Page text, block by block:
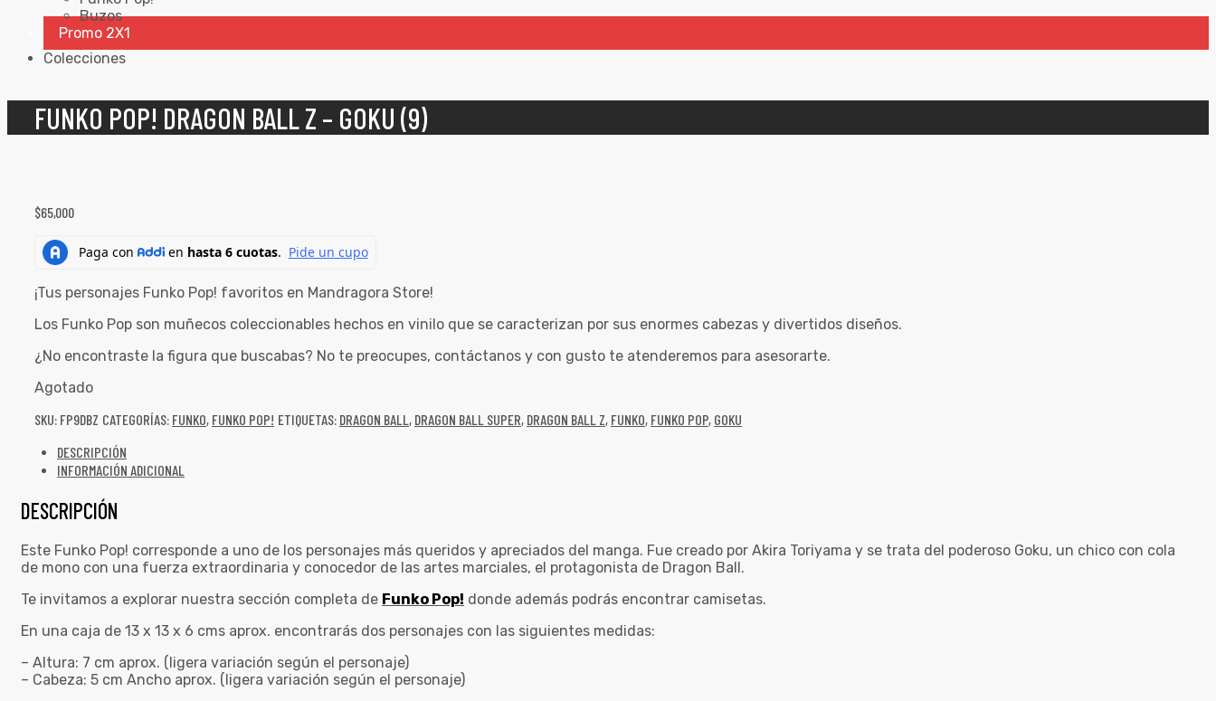
Buzos
Promo 2X1
Colecciones
FUNKO POP! DRAGON BALL Z – GOKU (9)
$65,000
¡Tus personajes Funko Pop! favoritos en Mandragora Store!
Los Funko Pop son muñecos coleccionables hechos en vinilo que se caracterizan por sus enormes cabezas y divertidos diseños.
¿No encontraste la figura que buscabas? No te preocupes, contáctanos y con gusto te atenderemos para asesorarte.
Agotado
SKU: FP9DBZ CATEGORÍAS: FUNKO, FUNKO POP! ETIQUETAS: DRAGON BALL, DRAGON BALL SUPER, DRAGON BALL Z, FUNKO, FUNKO POP, GOKU
DESCRIPCIÓN
INFORMACIÓN ADICIONAL
DESCRIPCIÓN
Este Funko Pop! corresponde a uno de los personajes más queridos y apreciados del manga. Fue creado por Akira Toriyama y se trata del poderoso Goku, un chico con cola
de mono con una fuerza extraordinaria y conocedor de las artes marciales, el protagonista de Dragon Ball.
Te invitamos a explorar nuestra sección completa de Funko Pop! donde además podrás encontrar camisetas.
En una caja de 13 x 13 x 6 cms aprox. encontrarás dos personajes con las siguientes medidas:
– Altura: 7 cm aprox. (ligera variación según el personaje)
– Cabeza: 5 cm Ancho aprox. (ligera variación según el personaje)